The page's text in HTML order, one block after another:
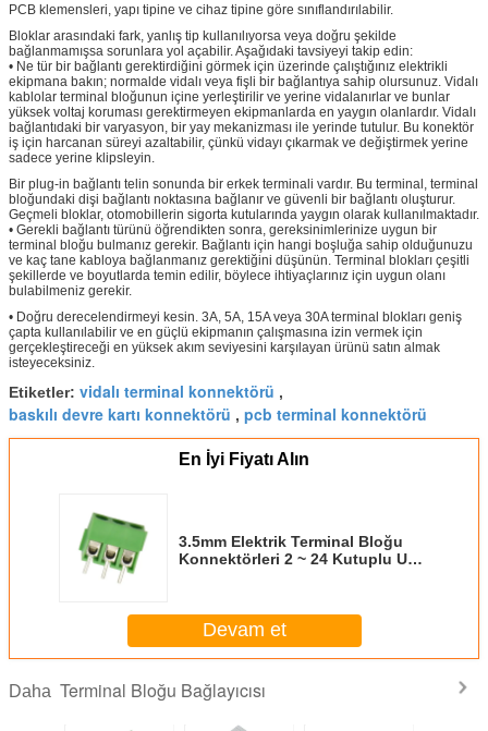
PCB klemensleri, yapı tipine ve cihaz tipine göre sınıflandırılabilir.
Bloklar arasındaki fark, yanlış tip kullanılıyorsa veya doğru şekilde
bağlanmamışsa sorunlara yol açabilir. Aşağıdaki tavsiyeyi takip edin:
• Ne tür bir bağlantı gerektirdiğini görmek için üzerinde çalıştığınız elektrikli
ekipmana bakın; normalde vidalı veya fişli bir bağlantıya sahip olursunuz. Vidalı
kablolar terminal bloğunun içine yerleştirilir ve yerine vidalanırlar ve bunlar
yüksek voltaj koruması gerektirmeyen ekipmanlarda en yaygın olanlardır. Vidalı
bağlantıdaki bir varyasyon, bir yay mekanizması ile yerinde tutulur. Bu konektör
iş için harcanan süreyi azaltabilir, çünkü vidayı çıkarmak ve değiştirmek yerine
sadece yerine klipsleyin.
Bir plug-in bağlantı telin sonunda bir erkek terminali vardır. Bu terminal, terminal
bloğundaki dişi bağlantı noktasına bağlanır ve güvenli bir bağlantı oluşturur.
Geçmeli bloklar, otomobillerin sigorta kutularında yaygın olarak kullanılmaktadır.
• Gerekli bağlantı türünü öğrendikten sonra, gereksinimlerinize uygun bir
terminal bloğu bulmanız gerekir. Bağlantı için hangi boşluğa sahip olduğunuzu
ve kaç tane kabloya bağlanmanız gerektiğini düşünün. Terminal blokları çeşitli
şekillerde ve boyutlarda temin edilir, böylece ihtiyaçlarınız için uygun olanı
bulabilmeniz gerekir.
• Doğru derecelendirmeyi kesin. 3A, 5A, 15A veya 30A terminal blokları geniş
çapta kullanılabilir ve en güçlü ekipmanın çalışmasına izin vermek için
gerçekleştireceği en yüksek akım seviyesini karşılayan ürünü satın almak
isteyeceksiniz.
Etiketler: vidalı terminal konnektörü ,
baskılı devre kartı konnektörü , pcb terminal konnektörü
En İyi Fiyatı Alın
3.5mm Elektrik Terminal Bloğu
Konnektörleri 2 ~ 24 Kutuplu UL
Devam et
Daha Terminal Bloğu Bağlayıcısı